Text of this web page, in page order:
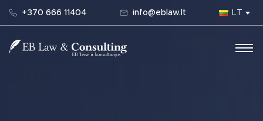
+370 666 11404 info@eblaw.lt LT
Main Navigation